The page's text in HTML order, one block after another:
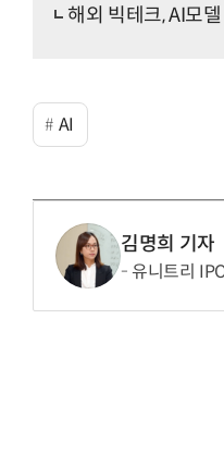
해외 빅테크, AI모
AI
김명희 기자
유니트리